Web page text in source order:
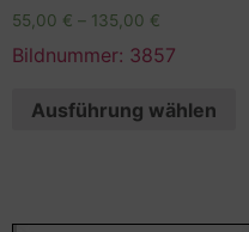
55,00 € – 135,00 €
Bildnummer: 3857
Ausführung wählen